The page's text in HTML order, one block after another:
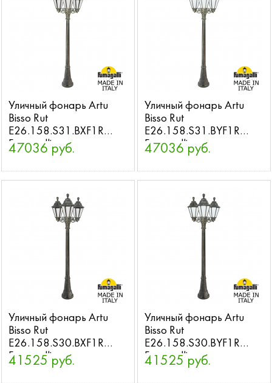
Уличный фонарь Artu
Bisso Rut
E26.158.S31.BXF1R
Fumagalli
47036 руб.
Уличный фонарь Artu
Bisso Rut
E26.158.S31.BYF1R
Fumagalli
47036 руб.
Уличный фонарь Artu
Bisso Rut
E26.158.S30.BXF1R
Fumagalli
41525 руб.
Уличный фонарь Artu
Bisso Rut
E26.158.S30.BYF1R
Fumagalli
41525 руб.